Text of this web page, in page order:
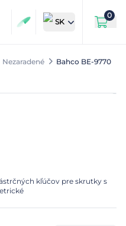
SK
0
Nezaradené Bahco BE-9770
kľúčov pre skrutky s